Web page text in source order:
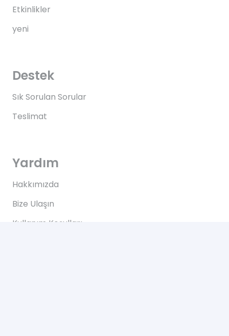
Etkinlikler
yeni
Destek
Sık Sorulan Sorular
Teslimat
Yardım
Hakkımızda
Bize Ulaşın
Kullanım Koşulları